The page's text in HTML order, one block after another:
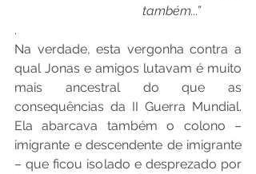
também...”
.
Na verdade, esta vergonha contra a
qual Jonas e amigos lutavam é muito
mais ancestral do que as
consequências da II Guerra Mundial.
Ela abarcava também o colono –
imigrante e descendente de imigrante
– que ficou isolado e desprezado por